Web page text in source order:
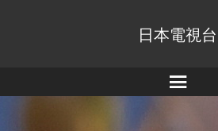
日本電視台
Menu